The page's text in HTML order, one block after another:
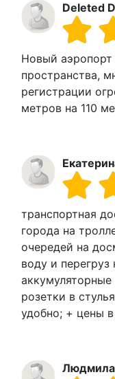
Deleted
Новый
пространства,
регистрации
метров на 110
транспортная
города на
очередей на
воду и
аккумуляторные
розетки в
удобно; + цены
Людмила